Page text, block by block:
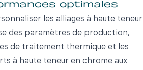
optimales
les alliages à haute teneur
des paramètres de production,
de traitement thermique et les
à haute teneur en chrome aux